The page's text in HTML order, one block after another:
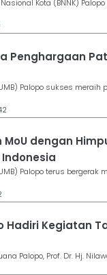
Nasional Kota (BNNK)
Penghargaan
Palopo sukses meraih
MoU dengan
Palopo terus bergerak
Hadiri Kegiatan
Palopo, Prof. Dr. Hj.